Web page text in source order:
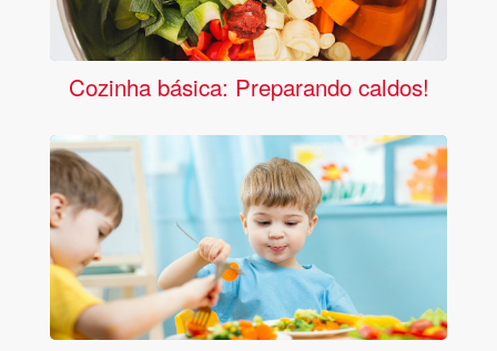
Cozinha básica: Preparando caldos!